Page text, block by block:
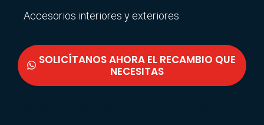
Accesorios interiores y exteriores
SOLICÍTANOS AHORA EL RECAMBIO QUE
NECESITAS